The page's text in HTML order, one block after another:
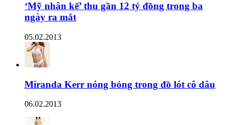
‘Mỹ nhân kế’ thu gần 12 tỷ đồng trong ba
ngày ra mắt
05.02.2013
Miranda Kerr nóng bỏng trong đồ lót cô dâu
06.02.2013